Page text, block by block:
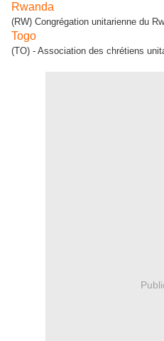
Rwanda
(RW) Congrégation unitarienne du
Togo
(TO) - Association des chrétiens